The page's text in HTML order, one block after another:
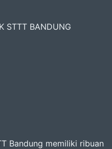
STTT BANDUNG
Bandung memiliki ribuan